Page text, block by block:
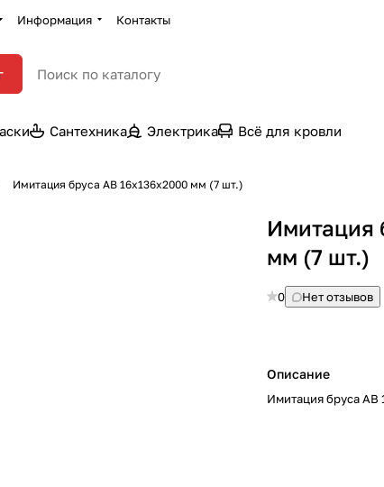
Информация Контакты
Сантехника Электрика Всё для кровли
Имитация бруса АВ 16х136х2000 мм (7 шт.)
Имитация
мм (7 шт.)
0 Нет отзывов
Описание
Имитация бруса АВ